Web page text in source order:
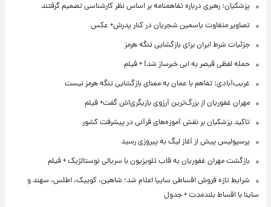
پزشکیان: رهبری درباره تفاهمنامه بر اساس نظر کارشناسی تصمیم گرفتند
تصاویر متفاوت یاسمین شجریان در کنار پدرش+ عکس
جزئیات شرط ایران برای بازگشایی تنگه هرمز
حمله لفظی قیصر به ابی خبرساز شد! + فیلم
غریب‌آبادی: تفاهم با عمان به معنای بازگشایی تنگه هرمز نیست
مهران غفوریان از بزرگ‌ترین آرزوی بازیگری‌اش گفت+ فیلم
تاکید پزشکیان بر نقش آموزه‌های قرآنی در پیشرفت کشور
پرسپولیس پیش از آغاز لیگ به پیروزی رسید
بازگشت مهران غفوریان به قاب تلویزیون با سریالی نوستالژیک + فیلم
شرایط تازه فروش اقساطی سایپا اعلام شد؛ شاهین، کوییک، اطلس، سهند و
ساینا با اقساط بلندمدت + جدول